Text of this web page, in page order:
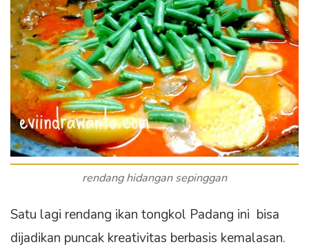
rendang hidangan sepinggan
Satu lagi rendang ikan tongkol Padang ini bisa
dijadikan puncak kreativitas berbasis kemalasan.